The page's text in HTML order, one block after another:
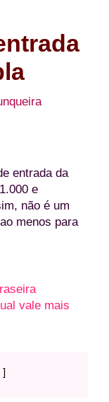
entrada da
e
não é um
menos para
vale mais